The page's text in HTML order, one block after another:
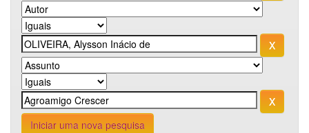
Iniciar uma nova pesquisa